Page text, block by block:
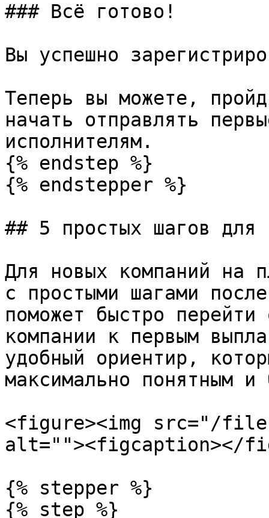
### Всё готово!
Вы успешно
Теперь вы можете,
начать отправлять
исполнителям.
{% endstep %}
{% endstepper %}
## 5 простых шагов для
Для новых компаний на
с простыми шагами
поможет быстро
компании к первым
удобный ориентир,
максимально понятным и
<figure><img src="/files/
alt=""><figcaption></
{% stepper %}
{% step %}